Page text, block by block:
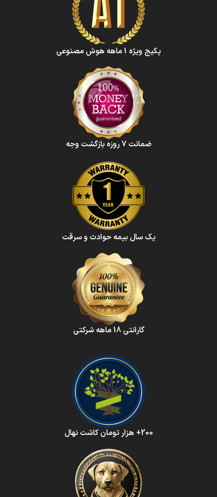
پکیج ویژه 1 ماهه هوش‌ مصنوعی‌
ضمانت 7 روزه بازگشت وجه
یک سال بیمه حوادث و سرقت
گارانتی 18 ماهه شرکتی
200+ هزار تومان کاشت نهال